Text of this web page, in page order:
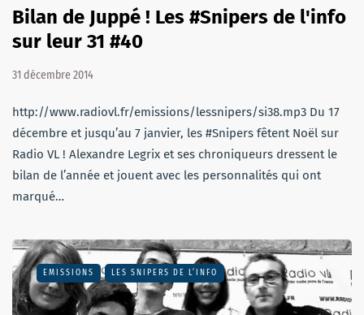
Bilan de Juppé ! Les #Snipers de l'info
sur leur 31 #40
31 décembre 2014
http://www.radiovl.fr/emissions/lessnipers/si38.mp3 Du 17
décembre et jusqu’au 7 janvier, les #Snipers fêtent Noël sur
Radio VL ! Alexandre Legrix et ses chroniqueurs dressent le
bilan de l’année et jouent avec les personnalités qui ont
marqué…
EMISSIONS LES SNIPERS DE L’INFO